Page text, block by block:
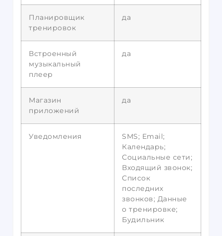
Планировщик
тренировок
да
Встроенный
музыкальный
плеер
да
Магазин
приложений
да
Уведомления
SMS; Email;
Календарь;
Социальные сети;
Входящий звонок;
Список
последних
звонков; Данные
о тренировке;
Будильник